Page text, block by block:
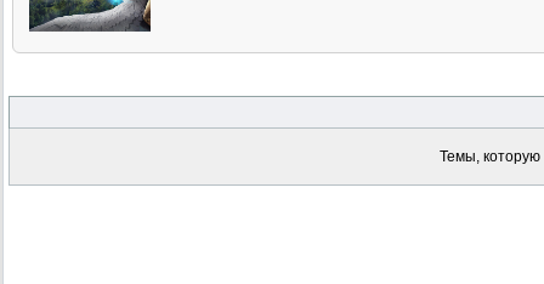
Темы, которую